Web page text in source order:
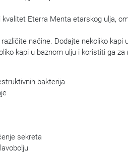
Eterra Menta etarskog ulja,
načine. Dodajte nekoliko
kapi u baznom ulju i koristiti ga
bakterija
sekreta